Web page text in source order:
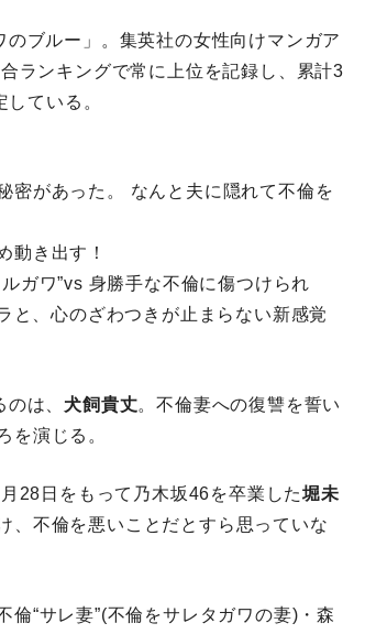
のブルー」。集英社の女性向けマンガア
ランキングで常に上位を記録し、累計3
ている。
密があった。 なんと夫に隠れて不倫を
動き出す！
ガワ”vs 身勝手な不倫に傷つけられ
と、心のざわつきが止まらない新感覚
は、 犬飼貴丈。不倫妻への復讐を誓い
を演じる。
28日をもって乃木坂46を卒業した堀未
、不倫を悪いことだとすら思っていな
“サレ妻”(不倫をサレタガワの妻)・森